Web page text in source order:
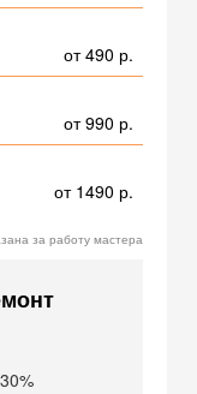
от 490 р.
от 990 р.
от 1490 р.
за работу мастера